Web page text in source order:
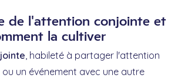
de l'attention conjointe et
la cultiver
, habileté à partager l'attention
un événement avec une autre